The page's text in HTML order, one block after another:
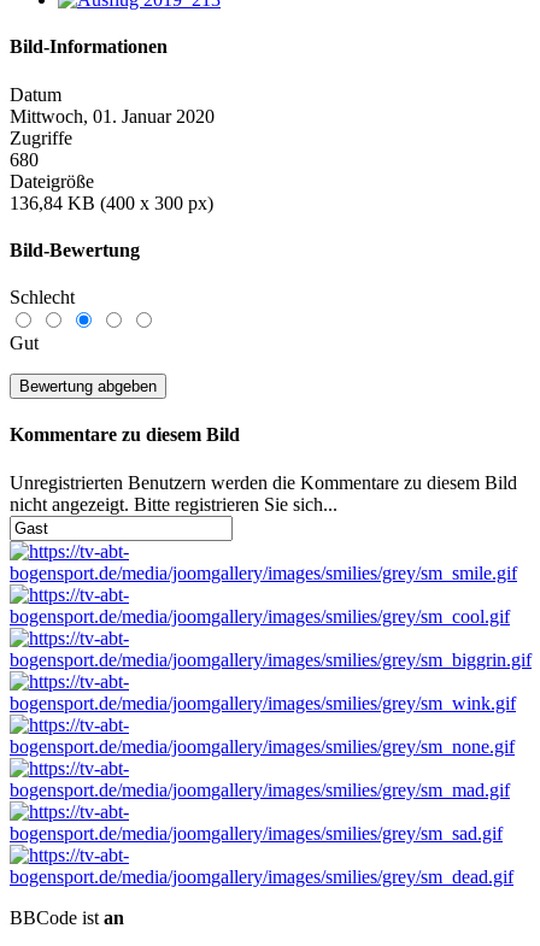
Bild-Informationen
Datum
Mittwoch, 01. Januar 2020
Zugriffe
680
Dateigröße
136,84 KB (400 x 300 px)
Bild-Bewertung
Schlecht
Gut
Kommentare zu diesem Bild
Unregistrierten Benutzern werden die Kommentare zu diesem Bild
nicht angezeigt. Bitte registrieren Sie sich...
BBCode ist an